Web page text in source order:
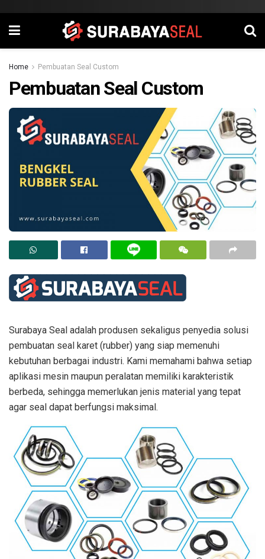
Home Pembuatan Seal Custom
Pembuatan Seal Custom
Surabaya Seal adalah produsen sekaligus penyedia solusi
pembuatan seal karet (rubber) yang siap memenuhi
kebutuhan berbagai industri. Kami memahami bahwa setiap
aplikasi mesin maupun peralatan memiliki karakteristik
berbeda, sehingga memerlukan jenis material yang tepat
agar seal dapat berfungsi maksimal.